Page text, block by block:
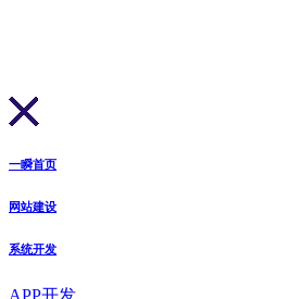
一瞬首页
网站建设
系统开发
APP开发